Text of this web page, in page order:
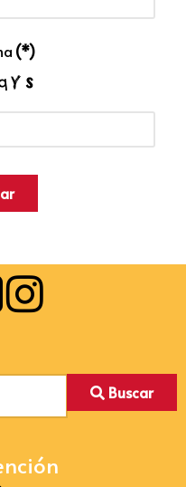
(*)
Buscar